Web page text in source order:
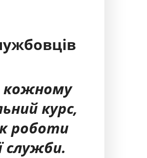
кожному
курс,
роботи
служби.